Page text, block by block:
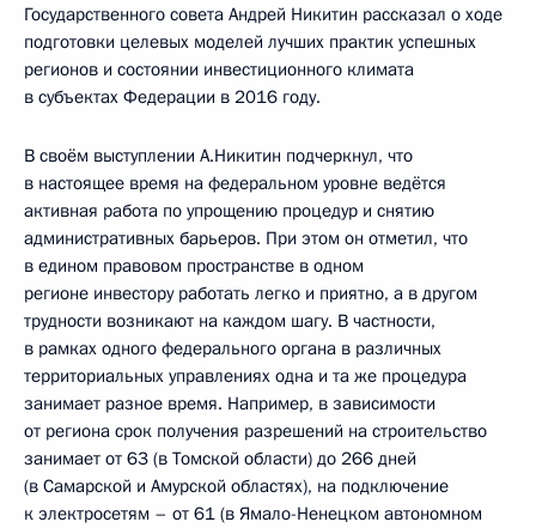
Государственного совета Андрей Никитин рассказал о ходе
подготовки целевых моделей лучших практик успешных
регионов и состоянии инвестиционного климата
в субъектах Федерации в 2016 году.
В своём выступлении А.Никитин подчеркнул, что
в настоящее время на федеральном уровне ведётся
активная работа по упрощению процедур и снятию
административных барьеров. При этом он отметил, что
в едином правовом пространстве в одном
регионе инвестору работать легко и приятно, а в другом
трудности возникают на каждом шагу. В частности,
в рамках одного федерального органа в различных
территориальных управлениях одна и та же процедура
занимает разное время. Например, в зависимости
от региона срок получения разрешений на строительство
занимает от 63 (в Томской области) до 266 дней
(в Самарской и Амурской областях), на подключение
к электросетям – от 61 (в Ямало-Ненецком автономном